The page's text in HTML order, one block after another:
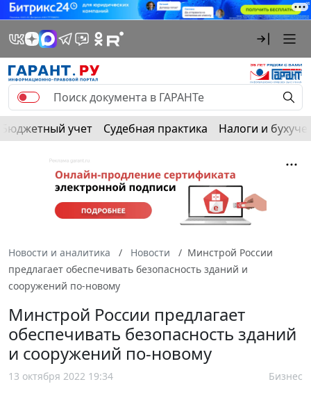
Бюджетный учет Судебная практика Налоги и
Новости и аналитика Новости
Минстрой России
предлагает обеспечивать безопасность зданий и
сооружений по-новому
Минстрой России предлагает
обеспечивать безопасность зданий
и сооружений по-новому
13 октября 2022 19:34 Бизнес